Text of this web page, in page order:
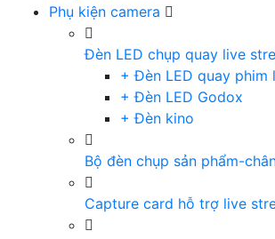
Phụ kiện camera
Đèn LED chụp quay live
+ Đèn LED quay phim
+ Đèn LED Godox
+ Đèn kino
Bộ đèn chụp sản phẩm-
Capture card hỗ trợ live